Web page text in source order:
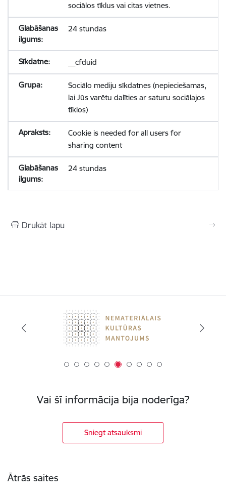
sociālos tīklus vai citas vietnes.
24 stundas
__cfduid
Sociālo mediju sīkdatnes (nepieciešamas,
lai Jūs varētu dalīties ar saturu sociālajos
tīklos)
Cookie is needed for all users for
sharing content
24 stundas
Drukāt lapu
Vai šī informācija bija noderīga?
Sniegt atsauksmi
Ātrās saites